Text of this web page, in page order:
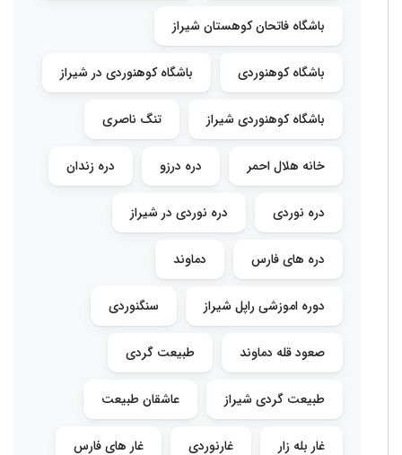
باشگاه فاتحان کوهستان شیراز
باشگاه کوهنوردی باشگاه کوهنوردی در شیراز
باشگاه کوهنوردی شیراز تنگ ناصری
خانه هلال احمر دره درزو دره زندان
دره نوردی دره نوردی در شیراز
دره های فارس دماوند
دوره اموزشی راپل شیراز سنگنوردی
صعود قله دماوند طبیعت گردی
طبیعت گردی شیراز عاشقان طبیعت
غار بله زار غارنوردی غار های فارس